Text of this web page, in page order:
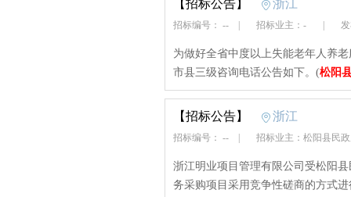
【招标公告】 浙江
招标编号： -- 招标业主：- 发
为做好全省中度以上失能老年人养
市县三级咨询电话公告如下。(松阳
【招标公告】 浙江
招标编号： -- 招标业主：松阳县民
浙江明业项目管理有限公司受松阳
务采购项目采用竞争性磋商的方式